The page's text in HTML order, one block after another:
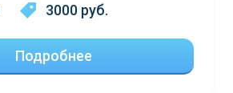
Подробнее
3000 руб.